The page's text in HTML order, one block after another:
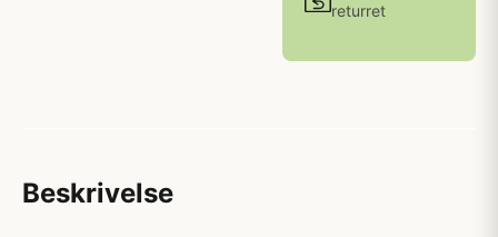
returret
Beskrivelse